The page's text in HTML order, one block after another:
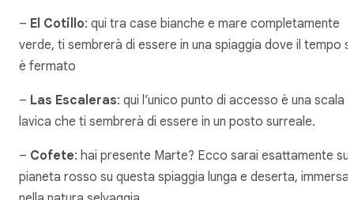
– El Cotillo: qui tra case bianche e mare completamente
verde, ti sembrerà di essere in una spiaggia dove il tempo si
è fermato
– Las Escaleras: qui l’unico punto di accesso è una scala
lavica che ti sembrerà di essere in un posto surreale.
– Cofete: hai presente Marte? Ecco sarai esattamente sul
pianeta rosso su questa spiaggia lunga e deserta, immersa